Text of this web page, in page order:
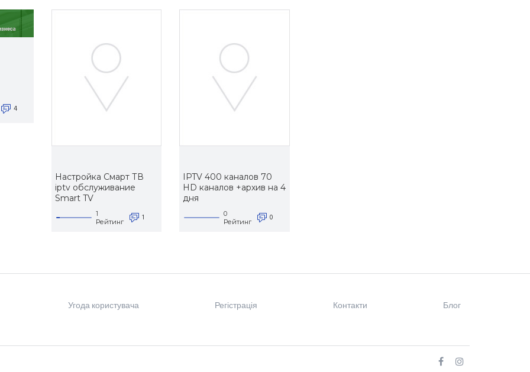
4
Настройка Смарт ТВ
iptv обслуживание
Smart TV
1
Рейтинг
1
IPTV 400 каналов 70
HD каналов +архив на 4
дня
0
Рейтинг
0
Угода користувача Регістрація Контакти Блог